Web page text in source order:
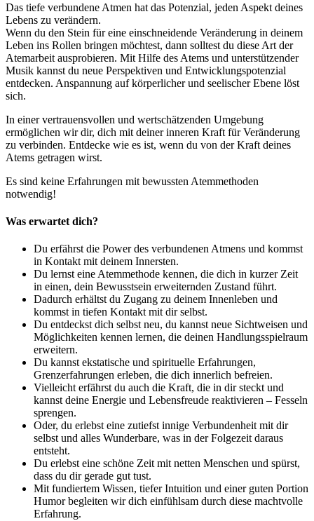
Das tiefe verbundene Atmen hat das Potenzial, jeden Aspekt deines
Lebens zu verändern.
Wenn du den Stein für eine einschneidende Veränderung in deinem
Leben ins Rollen bringen möchtest, dann solltest du diese Art der
Atemarbeit ausprobieren. Mit Hilfe des Atems und unterstützender
Musik kannst du neue Perspektiven und Entwicklungspotenzial
entdecken. Anspannung auf körperlicher und seelischer Ebene löst
sich.
In einer vertrauensvollen und wertschätzenden Umgebung
ermöglichen wir dir, dich mit deiner inneren Kraft für Veränderung
zu verbinden. Entdecke wie es ist, wenn du von der Kraft deines
Atems getragen wirst.
Es sind keine Erfahrungen mit bewussten Atemmethoden
notwendig!
Was erwartet dich?
Du erfährst die Power des verbundenen Atmens und kommst
in Kontakt mit deinem Innersten.
Du lernst eine Atemmethode kennen, die dich in kurzer Zeit
in einen, dein Bewusstsein erweiternden Zustand führt.
Dadurch erhältst du Zugang zu deinem Innenleben und
kommst in tiefen Kontakt mit dir selbst.
Du entdeckst dich selbst neu, du kannst neue Sichtweisen und
Möglichkeiten kennen lernen, die deinen Handlungsspielraum
erweitern.
Du kannst ekstatische und spirituelle Erfahrungen,
Grenzerfahrungen erleben, die dich innerlich befreien.
Vielleicht erfährst du auch die Kraft, die in dir steckt und
kannst deine Energie und Lebensfreude reaktivieren – Fesseln
sprengen.
Oder, du erlebst eine zutiefst innige Verbundenheit mit dir
selbst und alles Wunderbare, was in der Folgezeit daraus
entsteht.
Du erlebst eine schöne Zeit mit netten Menschen und spürst,
dass du dir gerade gut tust.
Mit fundiertem Wissen, tiefer Intuition und einer guten Portion
Humor begleiten wir dich einfühlsam durch diese machtvolle
Erfahrung.